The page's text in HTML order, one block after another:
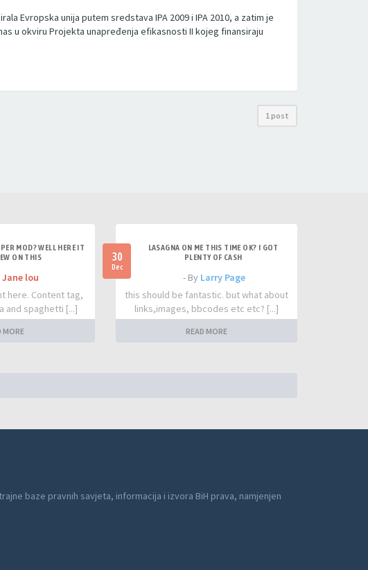
Evropska unija putem sredstava IPA 2009 i IPA 2010, a zatim je
u okviru Projekta unapređenja efikasnosti II kojeg finansiraju
1 post
MOD? WELL HERE IT
ON THIS
Jane lou
here. Content tag,
and spaghetti [...]
MORE
30
Dec
LASAGNA ON ME THIS TIME OK? I GOT
PLENTY OF CASH
- By Larry Page
this should be fantastic. but what about
links,images, bbcodes etc etc? [...]
READ MORE
baze pravnih savjeta, informacija i izvora BiH prava, namjenjen